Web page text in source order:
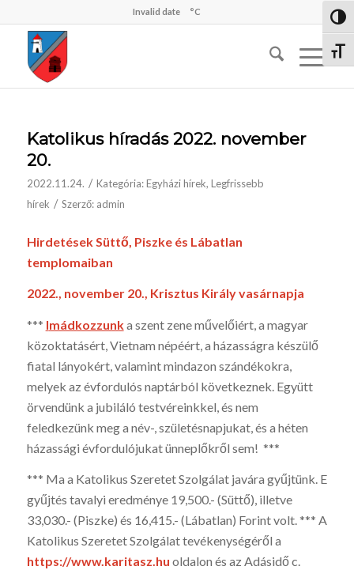
Invalid date °C
Katolikus híradás 2022. november
20.
2022.11.24. / Kategória:Egyházi hírek, Legfrissebb
hírek / Szerző: admin
Hirdetések Süttő, Piszke és Lábatlan
templomaiban
2022., november 20., Krisztus Király vasárnapja
*** Imádkozzunka szent zene művelőiért, a magyar
közoktatásért, Vietnam népéért, a házasságra készülő
fiatal lányokért, valamint mindazon szándékokra,
melyek az évfordulós naptárból következnek. Együtt
örvendünk a jubiláló testvéreinkkel, és nem
feledkezünk meg a név-, születésnapjukat, és a héten
házassági évfordulójukat ünneplőkről sem! ***
*** Ma a Katolikus Szeretet Szolgálat javára gyűjtünk. E
gyűjtés tavalyi eredménye 19,500.- (Süttő), illetve
33,030.- (Piszke) és 16,415.- (Lábatlan) Forint volt. *** A
Katolikus Szeretet Szolgálat tevékenységéről a
https://www.karitasz.hu oldalon és az Adásidő c.